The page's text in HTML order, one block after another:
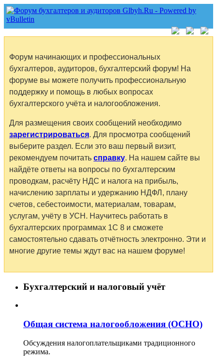
Форум начинающих и профессиональных
бухгалтеров, аудиторов, бухгалтерский форум! На
форуме вы можете получить профессиональную
поддержку и помощь в любых вопросах
бухгалтерского учёта и налогообложения.
Для размещения своих сообщений необходимо
зарегистрироваться. Для просмотра сообщений
выберите раздел. Если это ваш первый визит,
рекомендуем почитать справку. На нашем сайте вы
найдёте ответы на вопросы по бухгалтерским
проводкам, расчёту НДС и налога на прибыль,
начислению зарплаты и удержанию НДФЛ, плану
счетов, себестоимости, материалам, товарам,
услугам, учёту в УСН. Научитесь работать в
бухгалтерских программах 1С 8 и сможете
самостоятельно сдавать отчётность электронно. Эти и
многие другие темы ждут вас на нашем форуме!
Бухгалтерский и налоговый учёт
Общая система налогообложения (ОСНО)
Обсуждения налогоплательщиками традиционного
режима.